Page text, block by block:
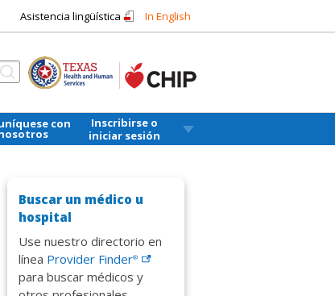
Asistencia lingüística In English
con
Inscribirse o
iniciar sesión
Buscar un médico u
hospital
Use nuestro directorio en
línea Provider Finder®
para buscar médicos y